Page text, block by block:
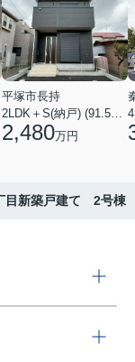
平塚市長持
2LDK＋S(納戸) (91.52㎡)
2,480万円
目新築戸建て 2号棟